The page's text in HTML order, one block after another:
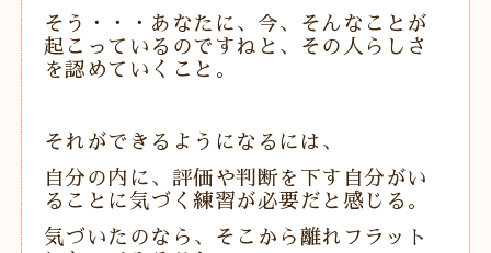
そう・・・あなたに、今、そんなことが
起こっているのですねと、
その人らしさ
を認めていくこと。
それができるようになるには、
自分の内に、評価や判断を下す自分がい
ることに気づく練習が必要だと感じる。
気づいたのなら、そこから離れフラット